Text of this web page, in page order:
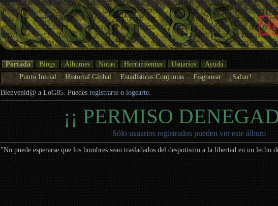
Portada Blogs Álbumes Notas Herramientas Usuarios
Ayuda
Punto Inicial
Historial Global Estadísticas Conjuntas Fisgonear ¡Saltar!
Bienvenid@ a LoG85. Puedesregistrarte ologearte.
¡¡ PERMISO
Sólo usuarios registrados pueden ver este álbum
"No puede esperarse que los hombres sean trasladados del despotismo a la libertad en un lecho